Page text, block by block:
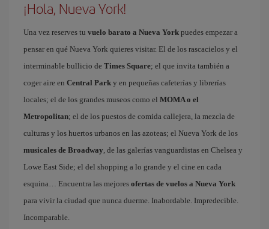
¡Hola, Nueva York!
Una vez reserves tu vuelo barato a Nueva York puedes empezar a
pensar en qué Nueva York quieres visitar. El de los rascacielos y el
interminable bullicio de Times Square; el que invita también a
coger aire en Central Park y en pequeñas cafeterías y librerías
locales; el de los grandes museos como el MOMA o el
Metropolitan; el de los puestos de comida callejera, la mezcla de
culturas y los huertos urbanos en las azoteas; el Nueva York de los
musicales de Broadway , de las galerías vanguardistas en Chelsea y
Lowe East Side; el del shopping a lo grande y el cine en cada
esquina… Encuentra las mejores ofertas de vuelos a Nueva York
para vivir la ciudad que nunca duerme. Inabordable. Impredecible.
Incomparable.